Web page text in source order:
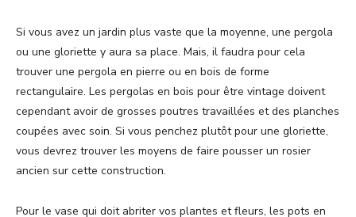
Si vous avez un jardin plus vaste que la moyenne, une pergola
ou une gloriette y aura sa place. Mais, il faudra pour cela
trouver une pergola en pierre ou en bois de forme
rectangulaire. Les pergolas en bois pour être vintage doivent
cependant avoir de grosses poutres travaillées et des planches
coupées avec soin. Si vous penchez plutôt pour une gloriette,
vous devrez trouver les moyens de faire pousser un rosier
ancien sur cette construction.
Pour le vase qui doit abriter vos plantes et fleurs, les pots en